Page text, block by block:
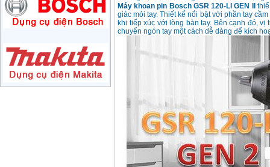
GSB 16RE (750W)
Bộ máy khoan Bosch
GSB 13RE hộp nhựa
100 chi tiết
Giá:1977000VND
Máy khoan pin Bosch GSR 120-LI GEN II
giác mỏi tay. Thiết kế nổi bật với phần tay
khi tiếp xúc với lòng bàn tay. Bên cạnh đó,
chuyển ngón tay một cách dễ dàng để kích